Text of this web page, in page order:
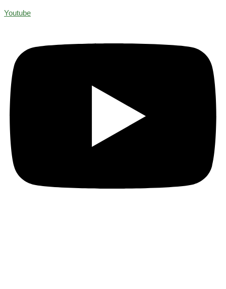
Youtube